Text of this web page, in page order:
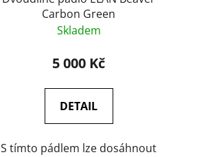
Carbon Green
Skladem
5 000 Kč
DETAIL
S tímto pádlem lze dosáhnout